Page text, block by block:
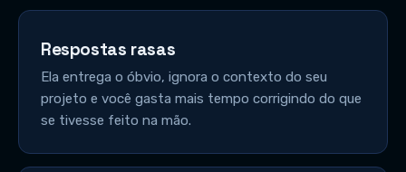
Respostas rasas
Ela entrega o óbvio, ignora o contexto do seu
projeto e você gasta mais tempo corrigindo do que
se tivesse feito na mão.